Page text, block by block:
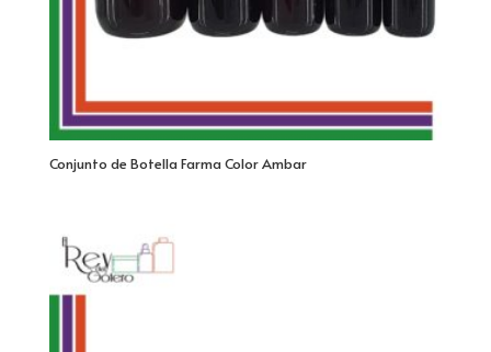
Conjunto de Botella Farma Color Ambar